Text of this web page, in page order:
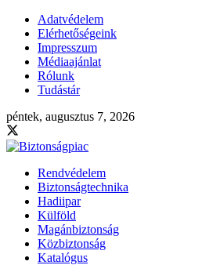
Adatvédelem
Elérhetőségeink
Impresszum
Médiaajánlat
Rólunk
Tudástár
péntek, augusztus 7, 2026
Rendvédelem
Biztonságtechnika
Hadiipar
Külföld
Magánbiztonság
Közbiztonság
Katalógus